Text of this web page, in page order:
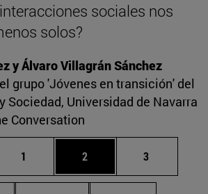
sociales nos
solos?
y Álvaro Villagrán Sánchez
grupo 'Jóvenes en transición' del
Sociedad, Universidad de Navarra
Conversation
Página
1 Página
2 Página
3